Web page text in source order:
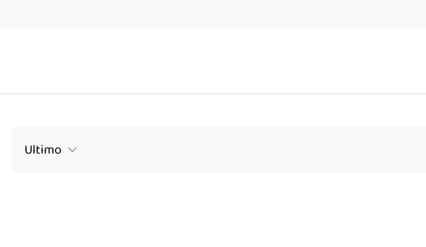
Ultimo